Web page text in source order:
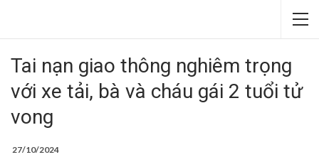
Tai nạn giao thông nghiêm trọng
với xe tải, bà và cháu gái 2 tuổi tử
vong
27/10/2024